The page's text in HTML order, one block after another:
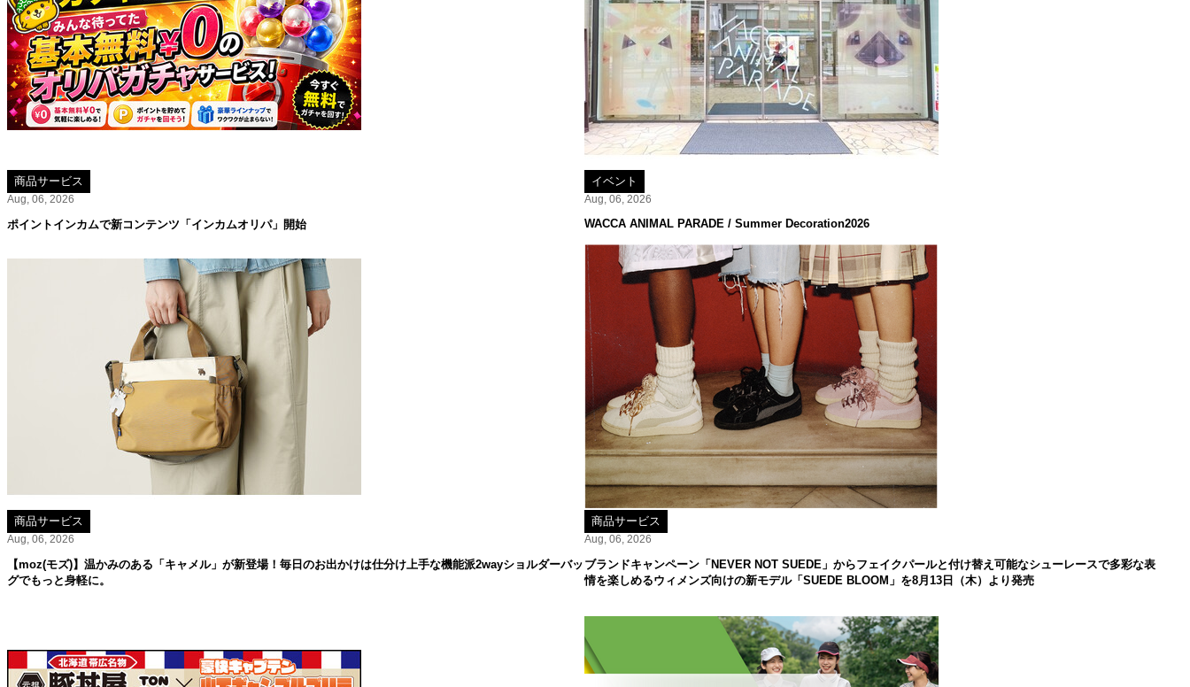
商品サービス
Aug, 06, 2026
ポイントインカムで新コンテンツ「インカムオリパ」開始
イベント
Aug, 06, 2026
WACCA ANIMAL PARADE / Summer Decoration2026
商品サービス
Aug, 06, 2026
【moz(モズ)】温かみのある「キャメル」が新登場！毎日のお出かけは仕分け上手な機能派2wayショルダーバッ
グでもっと身軽に。
商品サービス
Aug, 06, 2026
ブランドキャンペーン「NEVER NOT SUEDE」からフェイクパールと付け替え可能なシューレースで多彩な表
情を楽しめるウィメンズ向けの新モデル「SUEDE BLOOM」を8月13日（木）より発売